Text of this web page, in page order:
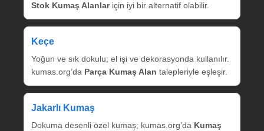
Stok Kumaş Alanlariçin iyi bir alternatif olabilir.
Keçe
Yoğun ve sık dokulu; el işi ve dekorasyonda kullanılır.
kumas.org’da Parça Kumaş Alan talepleriyle eşleşir.
Jakarlı Kumaş
Dokuma desenli özel kumaş; kumas.org’da Kumaş